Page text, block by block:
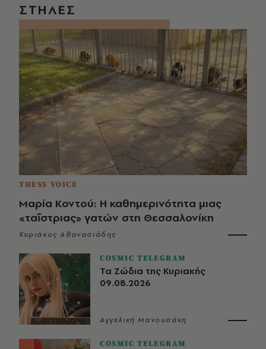
ΣΤΗΛΕΣ
THESS VOICE
Μαρία Κοντού: Η καθημερινότητα μιας
«ταΐστριας» γατών στη Θεσσαλονίκη
Κυριάκος Αθανασιάδης
COSMIC TELEGRAM
Τα Ζώδια της Κυριακής
09.08.2026
Αγγελική Μανουσάκη
COSMIC TELEGRAM